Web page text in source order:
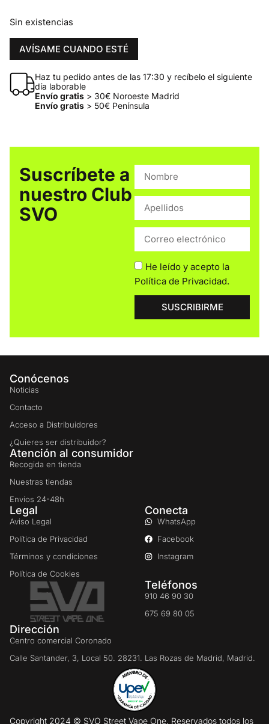
Sin existencias
AVÍSAME CUANDO ESTÉ
Haz tu pedido antes de las 17:30 y recíbelo el siguiente
día laborable
Envío gratis> 30€ Noroeste Madrid
Envío gratis> 50€ Península
Suscríbete a
nuestro Club
SVO
He leído y acepto la
Política de Privacidad.
SUSCRIBIRME
Conócenos
Noticias
Contacto
Acceso a Distribuidores
¿Quieres ser distribuidor?
Atención al consumidor
Recogida en tienda
Nuestras tiendas
Envíos 24-48h
Legal
Aviso Legal
Política de Privacidad
Términos y condiciones
Política de Cookies
Conecta
WhatsApp
Facebook
Instagram
Teléfonos
910 46 90 30
675 69 80 05
Dirección
Centro comercial Coronado
Calle Santander, 3, Local 50. 28231. Las Rozas de Madrid, Madrid.
Copyright 2024 © SVO Street Vape One. Reservados todos los